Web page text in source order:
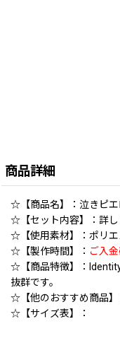
商品詳細
☆【商品名】：泣きピ
☆【セット内容】：詳し
☆【使用素材】：ポリ
☆【製作時間】： ご入
☆【商品特徴】：
抜群です。
☆【他のおすすめ商品】
☆【サイズ表】：